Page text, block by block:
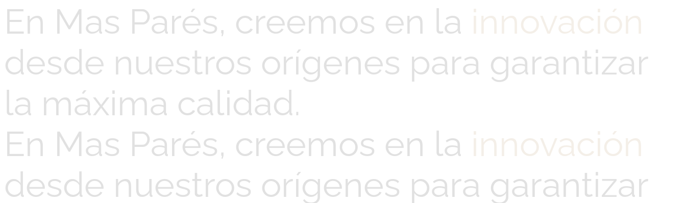
En Mas Parés, creemos en la
desde nuestros orígenes para garantizar
la máxima calidad.
En Mas Parés, creemos en la
desde nuestros orígenes para garantizar